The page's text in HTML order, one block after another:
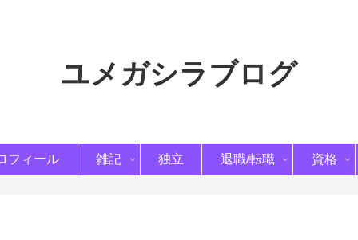
ユメガシラブログ
フィール 雑記 独立 退職/転職 資格